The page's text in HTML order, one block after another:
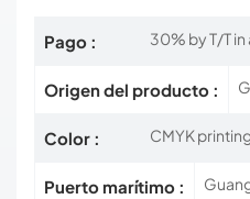
Pago : 30% by T/T
Origen del producto :
Color : CMYK
Puerto marítimo :